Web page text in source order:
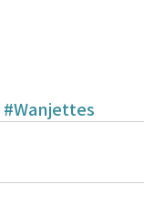
#Wanjettes